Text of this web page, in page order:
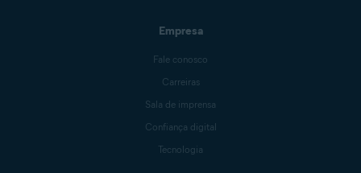
Empresa
Fale conosco
Carreiras
Sala de imprensa
Confiança digital
Tecnologia